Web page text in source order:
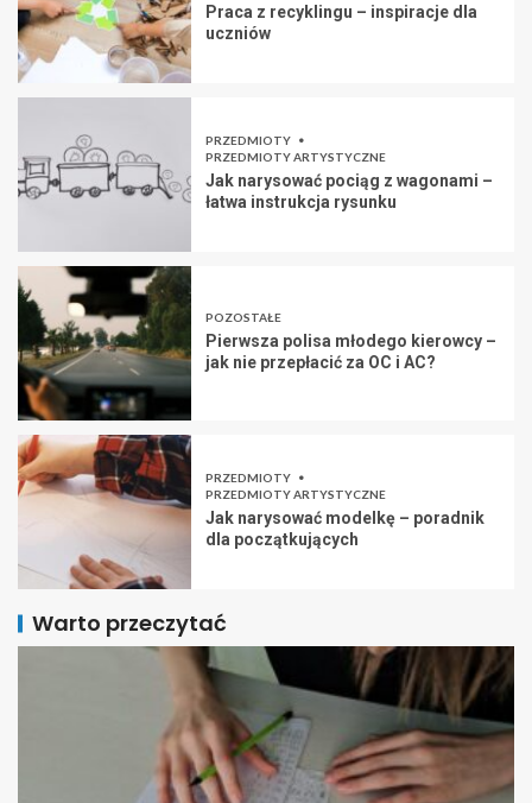
Praca z recyklingu – inspiracje dla
uczniów
PRZEDMIOTY
PRZEDMIOTY ARTYSTYCZNE
Jak narysować pociąg z wagonami –
łatwa instrukcja rysunku
POZOSTAŁE
Pierwsza polisa młodego kierowcy –
jak nie przepłacić za OC i AC?
PRZEDMIOTY
PRZEDMIOTY ARTYSTYCZNE
Jak narysować modelkę – poradnik
dla początkujących
Warto przeczytać